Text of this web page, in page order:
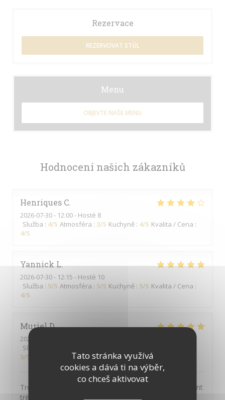
Tato stránka využívá
cookies a dává ti na výběr,
co chceš aktivovat
Hodnocení našich zákazníků
Henriques C
2026-07-30- 12:00 - Hosté 8
Služba : 4/5 Atmosféra : 3/5 Kuchyně : 4/5 Kvalita / Cena :
4/5
YannickL
2026-07-30- 12:15 - Hosté 10
Služba : 5/5 Atmosféra : 5/5 Kuchyně : 5/5 Kvalita / Cena :
4/5
MurielD
2026-07-29
Služba
5/5
Très bon rapport qualité / prix. Tous les convives étaient
très contents. Formule tout compris qui comprend
Rezervace
REZERVOVAT STŮL
Menu
OBJEVTE NAŠE MENU